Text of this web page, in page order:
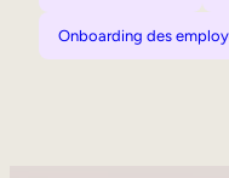
Onboarding des